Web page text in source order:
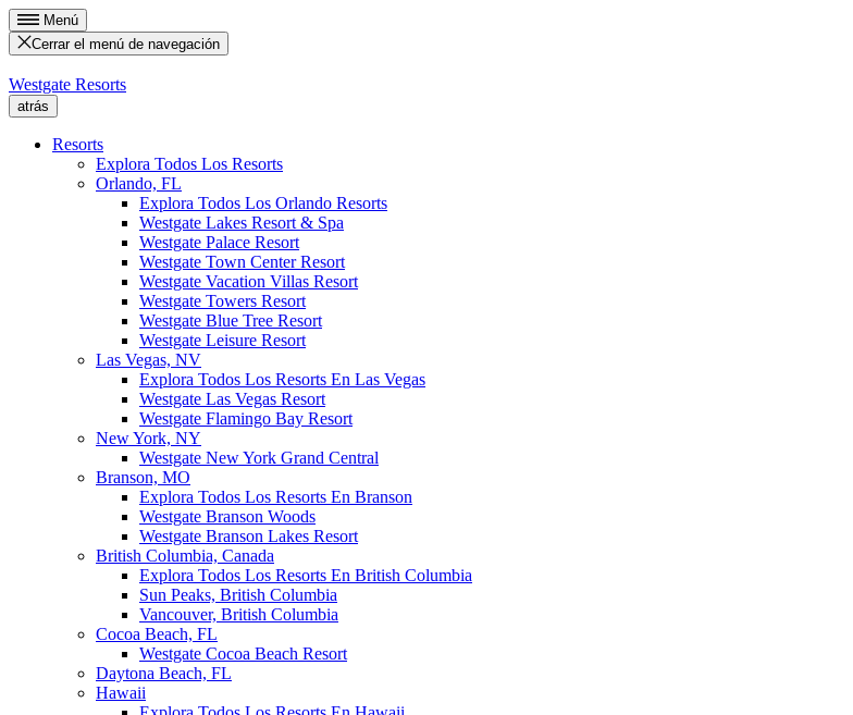
Menú
Cerrar el menú de navegación
Westgate Resorts
atrás
Resorts
Explora Todos Los Resorts
Orlando, FL
Explora Todos Los Orlando Resorts
Westgate Lakes Resort & Spa
Westgate Palace Resort
Westgate Town Center Resort
Westgate Vacation Villas Resort
Westgate Towers Resort
Westgate Blue Tree Resort
Westgate Leisure Resort
Las Vegas, NV
Explora Todos Los Resorts En Las Vegas
Westgate Las Vegas Resort
Westgate Flamingo Bay Resort
New York, NY
Westgate New York Grand Central
Branson, MO
Explora Todos Los Resorts En Branson
Westgate Branson Woods
Westgate Branson Lakes Resort
British Columbia, Canada
Explora Todos Los Resorts En British Columbia
Sun Peaks, British Columbia
Vancouver, British Columbia
Cocoa Beach, FL
Westgate Cocoa Beach Resort
Daytona Beach, FL
Hawaii